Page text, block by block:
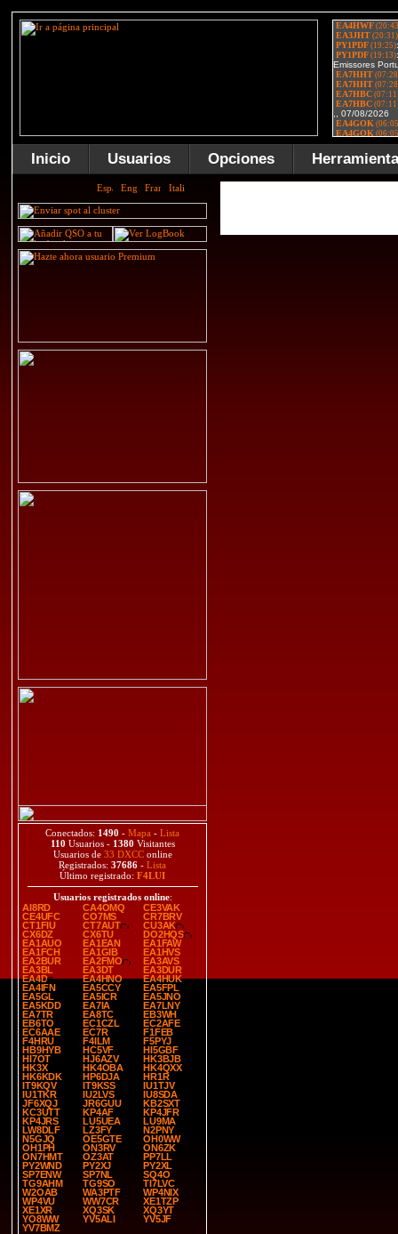
Inicio Usuarios Opciones
Conectados: 1490 - Mapa - Lista
110 Usuarios - 1380 Visitantes
Usuarios de 33 DXCConline
Registrados: 37686 - Lista
Último registrado: F4LUI
Usuarios registrados online:
AI8RD
CA4OMQ
CE3VAK
CE4UFC
CO7MS
CR7BRV
CT1FIU
CT7AUT
CU3AK
CX6DZ
CX6TU
DO2HQS
EA1AUO
EA1EAN
EA1FAW
EA1FCH
EA1GIB
EA1HVS
EA2BUR
EA2FMO
EA3AVS
EA3BL
EA3DT
EA3DUR
EA4D
EA4HNO
EA4HUK
EA4IFN
EA5CCY
EA5FPL
EA5GL
EA5ICR
EA5JNO
EA5KDD
EA7IA
EA7LNY
EA7TR
EA8TC
EB3WH
EB6TO
EC1CZL
EC2AFE
EC6AAE
EC7R
F1FEB
F4HRU
F4ILM
F5PYJ
HB9HYB
HC5VF
HI5GBF
HI7OT
HJ6AZV
HK3BJB
HK3X
HK4OBA
HK4QXX
HK6KDK
HP6DJA
HR1R
IT9KQV
IT9KSS
IU1TJV
IU1TKR
IU2LVS
IU8SDA
JF6XQJ
JR6GUU
KB2SXT
KC3UTT
KP4AF
KP4JFR
KP4JRS
LU5UEA
LU9MA
LW8DLF
LZ3FY
N2PNY
N5GJQ
OE5GTE
OH0WW
OH1PH
ON3RV
ON6ZK
ON7HMT
OZ3AT
PP7LL
PY2WND
PY2XJ
PY2XL
SP7ENW
SP7NL
SQ4O
TG9AHM
TG9SO
TI7LVC
W2OAB
WA3PTF
WP4NIX
WP4VU
WW7CR
XE1TZP
XE1XR
XQ3SK
XQ3YT
YO8WW
YV5ALI
YV5JF
YV7BMZ